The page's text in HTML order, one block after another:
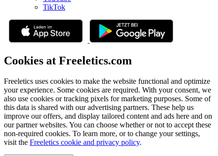
TikTok
Cookies at Freeletics.com
Freeletics uses cookies to make the website functional and optimize
your experience. Some cookies are required. With your consent, we
also use cookies or tracking pixels for marketing purposes. Some of
this data is shared with our advertising partners. These help us
improve our offers, and display tailored content and ads here and on
our partner websites. You can choose whether or not to accept these
non-required cookies. To learn more, or to change your settings,
visit the Freeletics cookie and privacy policy.